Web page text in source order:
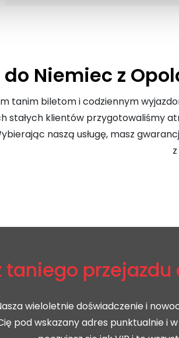
do Niemiec z
tanim biletom i codziennym
stałych klientów przygotowaliśmy
naszą usługę, masz
taniego
wieloletnie doświadczenie i
pod wskazany adres punktualnie i